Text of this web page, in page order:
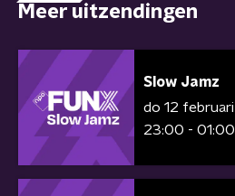
Meer uitzendingen
Slow Jamz
do 12 februari
23:00 - 01:00